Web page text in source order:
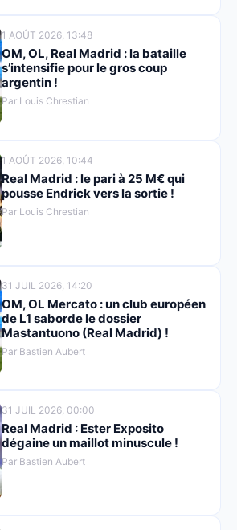
1 AOÛT 2026, 13:48
OM, OL, Real Madrid : la bataille
s’intensifie pour le gros coup
argentin !
Par Louis Chrestian
1 AOÛT 2026, 10:44
Real Madrid : le pari à 25 M€ qui
pousse Endrick vers la sortie !
Par Louis Chrestian
31 JUIL 2026, 14:20
OM, OL Mercato : un club européen
de L1 saborde le dossier
Mastantuono (Real Madrid) !
Par Bastien Aubert
31 JUIL 2026, 00:00
Real Madrid : Ester Exposito
dégaine un maillot minuscule !
Par Bastien Aubert